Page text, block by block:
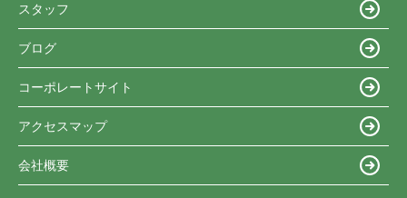
スタッフ
ブログ
コーポレートサイト
アクセスマップ
会社概要